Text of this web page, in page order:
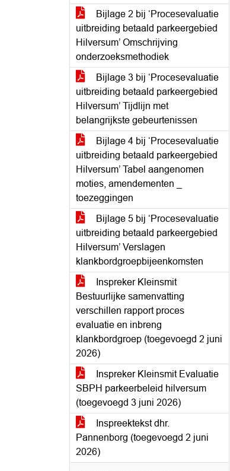
Bijlage 2 bij ‘Procesevaluatie
uitbreiding betaald parkeergebied
Hilversum’ Omschrijving
onderzoeksmethodiek
Bijlage 3 bij ‘Procesevaluatie
uitbreiding betaald parkeergebied
Hilversum’ Tijdlijn met
belangrijkste gebeurtenissen
Bijlage 4 bij ‘Procesevaluatie
uitbreiding betaald parkeergebied
Hilversum’ Tabel aangenomen
moties, amendementen _
toezeggingen
Bijlage 5 bij ‘Procesevaluatie
uitbreiding betaald parkeergebied
Hilversum’ Verslagen
klankbordgroepbijeenkomsten
Inspreker Kleinsmit
Bestuurlijke samenvatting
verschillen rapport proces
evaluatie en inbreng
klankbordgroep (toegevoegd 2 juni
2026)
Inspreker Kleinsmit Evaluatie
SBPH parkeerbeleid hilversum
(toegevoegd 3 juni 2026)
Inspreektekst dhr.
Pannenborg (toegevoegd 2 juni
2026)